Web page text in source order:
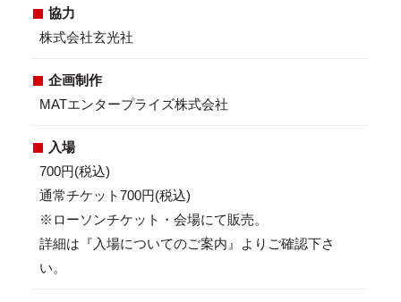
協力
株式会社玄光社
企画制作
MATエンタープライズ株式会社
入場
700円(税込)
通常チケット700円(税込)
※ローソンチケット・会場にて販売。
詳細は『入場についてのご案内』よりご確認下さ
い。